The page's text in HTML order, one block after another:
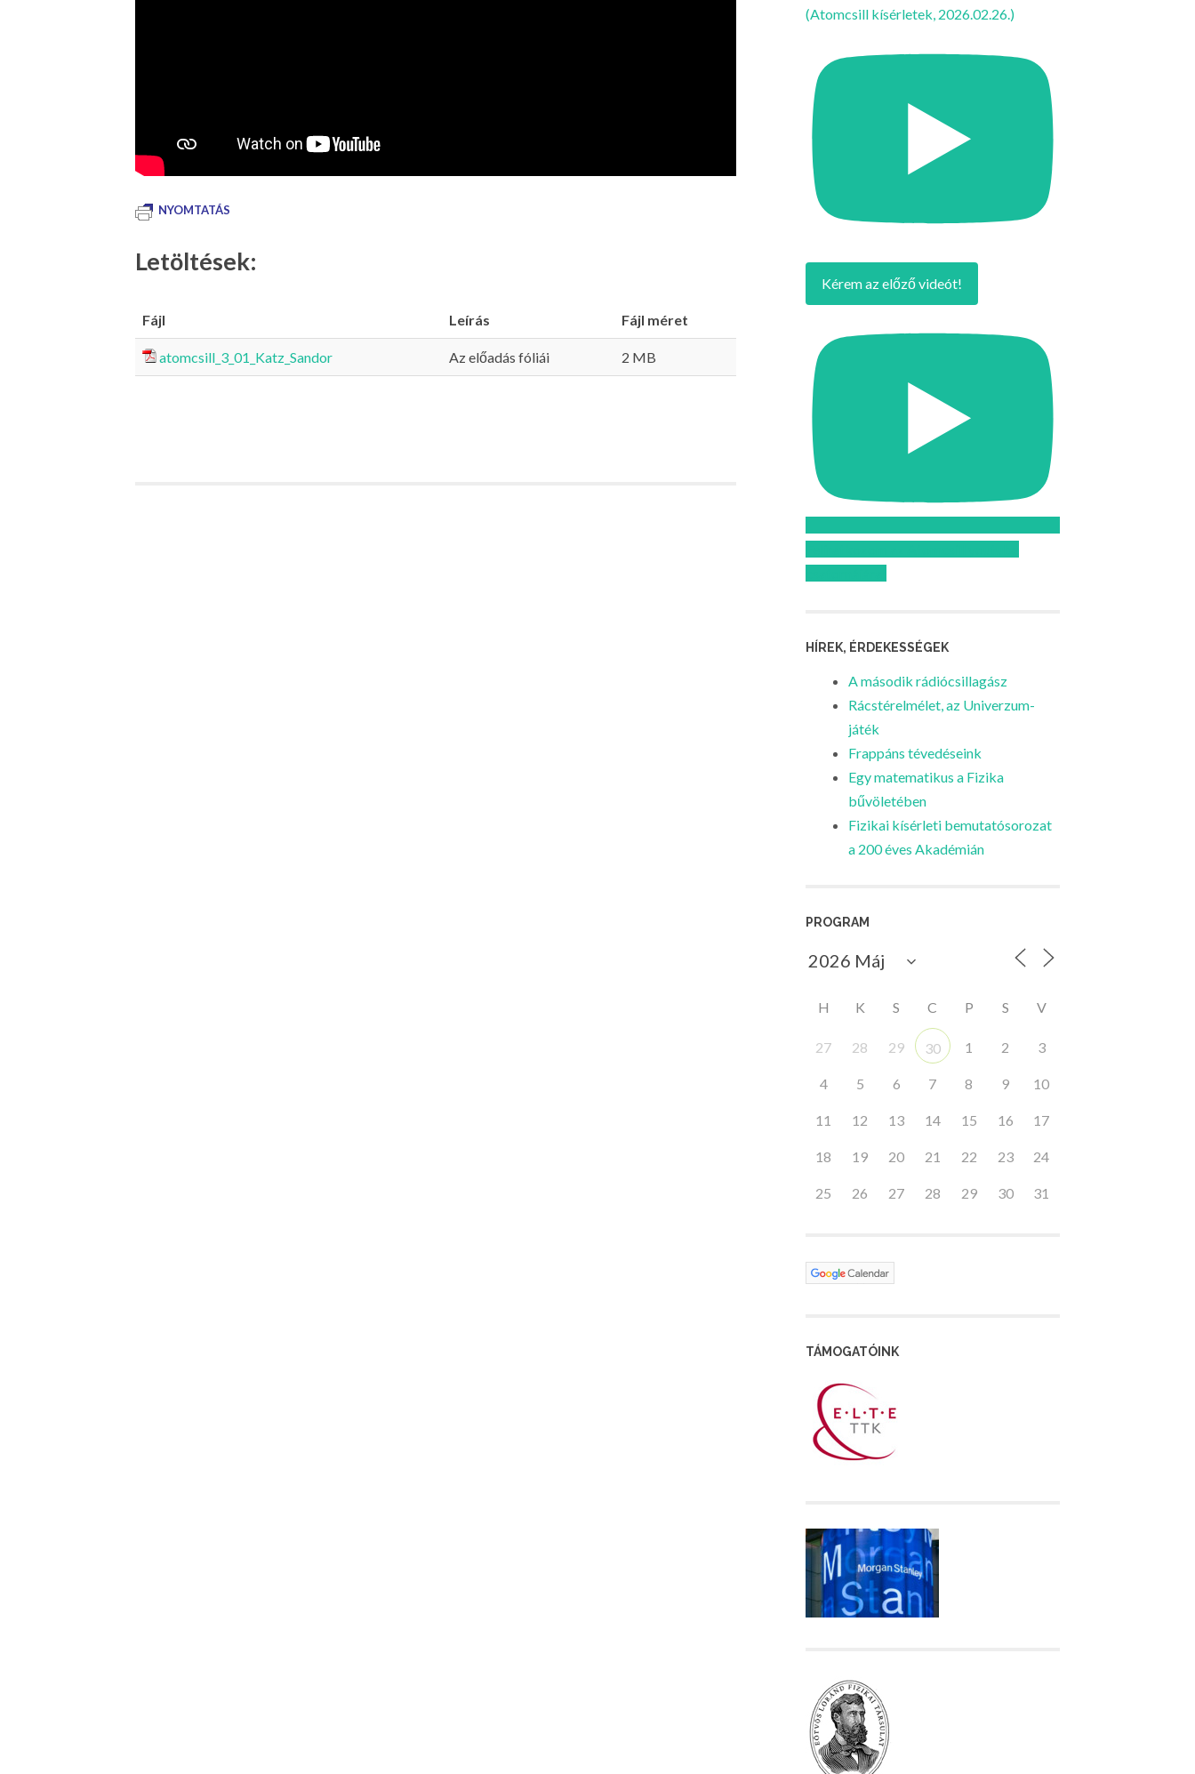
NYOMTATÁS
Letöltések:
Fájl Leírás Fájl méret
atomcsill_3_01_Katz_Sandor Az előadás fóliái 2 MB
(Atomcsill kísérletek, 2026.02.26.)
Kérem az előző videót!
HÍREK, ÉRDEKESSÉGEK
A második rádiócsillagász
Rácstérelmélet, az Univerzum-
játék
Frappáns tévedéseink
Egy matematikus a Fizika
bűvöletében
Fizikai kísérleti bemutatósorozat
a 200 éves Akadémián
PROGRAM
H K S C P S V
27 28 29 30 1 2 3
4 5 6 7 8 9 10
11 12 13 14 15 16 17
18 19 20 21 22 23 24
25 26 27 28 29 30 31
TÁMOGATÓINK